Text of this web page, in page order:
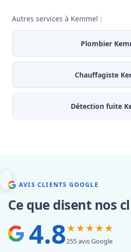
Autres services à Kemmel :
Plombier
Chauffagiste
Détection fuite
AVIS CLIENTS GOOGLE
Ce que disent nos
4.8★★★★★
255 avis Google